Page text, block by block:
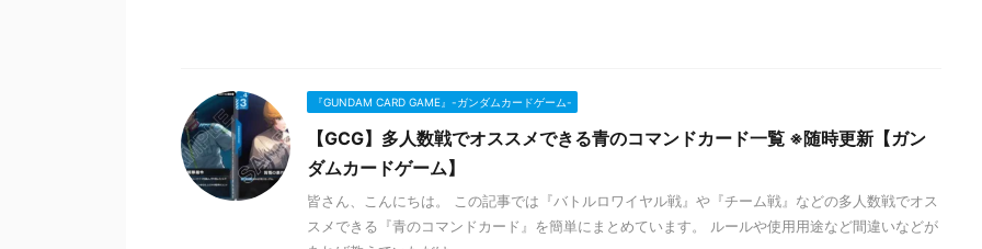
『GUNDAM CARD GAME』-ガンダムカードゲーム-
【GCG】多人数戦でオススメできる青のコマンドカード一覧 ※随時更新【ガン
ダムカードゲーム】
皆さん、こんにちは。 この記事では『バトルロワイヤル戦』や『チーム戦』などの多人数戦でオス
スメできる『青のコマンドカード』を簡単にまとめています。 ルールや使用用途など間違いなどが